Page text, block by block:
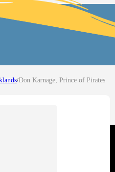
/Don Karnage, Prince of Pirates